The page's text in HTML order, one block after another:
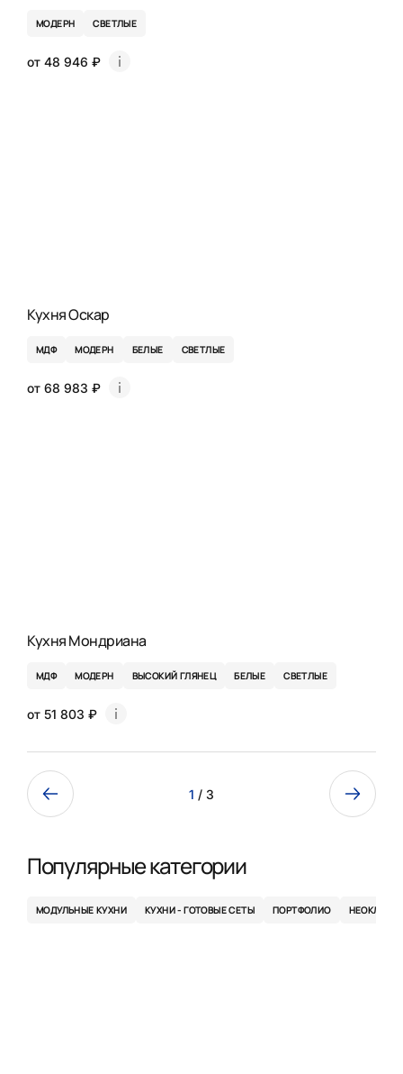
МОДЕРН СВЕТЛЫЕ
от 48 946 ₽
Кухня Оскар
МДФ МОДЕРН БЕЛЫЕ СВЕТЛЫЕ
от 68 983 ₽
Кухня Мондриана
МДФ МОДЕРН ВЫСОКИЙ ГЛЯНЕЦ БЕЛЫЕ СВЕТЛЫЕ
от 51 803 ₽
1 / 3
Популярные категории
МОДУЛЬНЫЕ КУХНИ КУХНИ - ГОТОВЫЕ СЕТЫ ПОРТФОЛИО